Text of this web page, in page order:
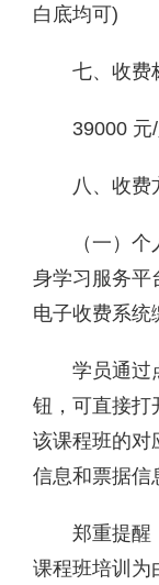
白底均可)
七、收费
39000 元/
八、收费
（一）
身学习服务平
电子收费系统
学员通过
钮，可直接打
该课程班的对
信息和票据信
郑重提醒
课程班培训为